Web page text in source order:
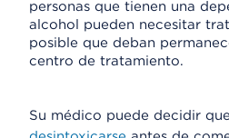
personas que tienen una
alcohol pueden necesitar
posible que deban
centro de tratamiento.
Su médico puede decidir